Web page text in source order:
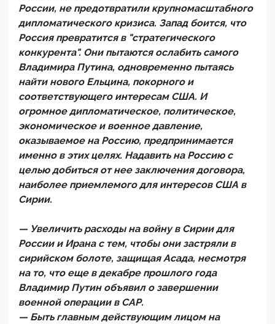
России, не предотвратили крупномасштабного
дипломатического кризиса. Запад боится, что
Россия превратится в "стратегического
конкурента". Они пытаются ослабить самого
Владимира Путина, одновременно пытаясь
найти нового Ельцина, покорного и
соответствующего интересам США. И
огромное дипломатическое, политическое,
экономическое и военное давление,
оказываемое на Россию, предпринимается
именно в этих целях. Надавить на Россию с
целью добиться от нее заключения договора,
наиболее приемлемого для интересов США в
Сирии.
— Увеличить расходы на войну в Сирии для
России и Ирана с тем, чтобы они застряли в
сирийском болоте, защищая Асада, несмотря
на то, что еще в декабре прошлого года
Владимир Путин объявил о завершении
военной операции в САР.
— Быть главным действующим лицом на